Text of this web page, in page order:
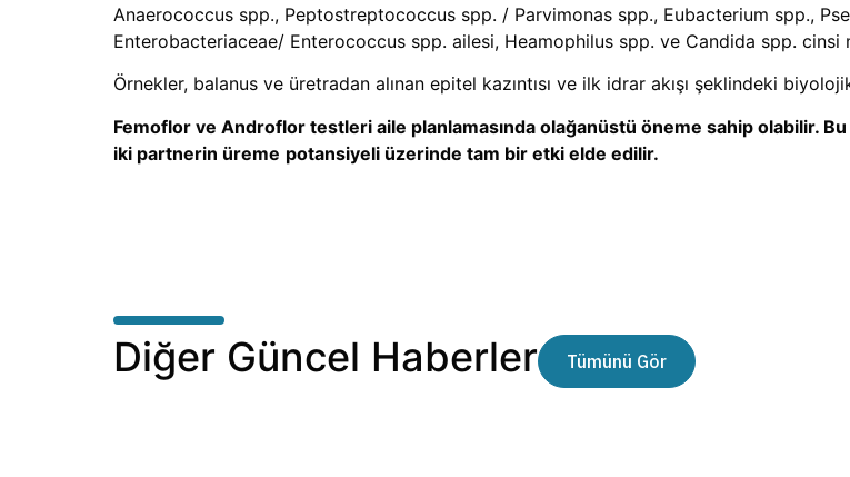
Anaerococcus spp., Peptostreptococcus spp. / Parvimonas spp., Eubacterium spp.,
Enterobacteriaceae/ Enterococcus spp. ailesi, Heamophilus spp. ve Candida spp. cinsi
Örnekler, balanus ve üretradan alınan epitel kazıntısı ve ilk idrar akışı şeklindeki
Femoflor ve Androflor testleri aile planlamasında olağanüstü öneme sahip olabilir. Bu
iki partnerin üreme potansiyeli üzerinde tam bir etki elde edilir.
Diğer Güncel Haberler Tümünü Gör